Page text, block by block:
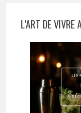
L’ART DE